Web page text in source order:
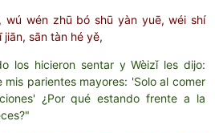
wú wén zhū bó shū yàn yuē, wéi shí
sān tàn hé yě,
los hicieron sentar y Wèizǐ les dijo:
parientes mayores: 'Solo al comer
¿Por qué estando frente a la